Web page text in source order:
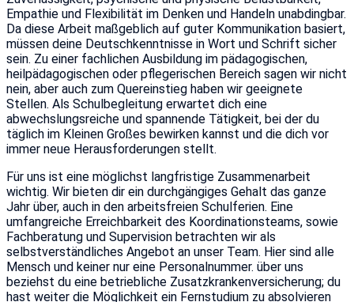
Empathie und Flexibilität im Denken und Handeln unabdingbar.
Da diese Arbeit maßgeblich auf guter Kommunikation basiert,
müssen deine Deutschkenntnisse in Wort und Schrift sicher
sein. Zu einer fachlichen Ausbildung im pädagogischen,
heilpädagogischen oder pflegerischen Bereich sagen wir nicht
nein, aber auch zum Quereinstieg haben wir geeignete
Stellen. Als Schulbegleitung erwartet dich eine
abwechslungsreiche und spannende Tätigkeit, bei der du
täglich im Kleinen Großes bewirken kannst und die dich vor
immer neue Herausforderungen stellt.
Für uns ist eine möglichst langfristige Zusammenarbeit
wichtig. Wir bieten dir ein durchgängiges Gehalt das ganze
Jahr über, auch in den arbeitsfreien Schulferien. Eine
umfangreiche Erreichbarkeit des Koordinationsteams, sowie
Fachberatung und Supervision betrachten wir als
selbstverständliches Angebot an unser Team. Hier sind alle
Mensch und keiner nur eine Personalnummer. über uns
beziehst du eine betriebliche Zusatzkrankenversicherung; du
hast weiter die Möglichkeit ein Fernstudium zu absolvieren